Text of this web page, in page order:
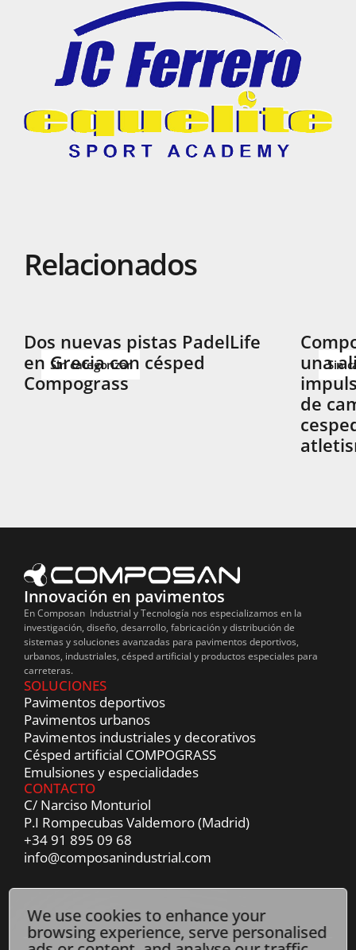
We use cookies to enhance your
browsing experience, serve personalised
Relacionados
Sin categorizar
Dos nuevas pistas PadelLife
en Grecia con césped
Compograss
Sin
una
de
Innovación en pavimentos
En Composan Industrial y Tecnología nos especializamos en la
investigación, diseño, desarrollo, fabricación y distribución de
sistemas y soluciones avanzadas para pavimentos deportivos,
urbanos, industriales, césped artificial y productos especiales para
carreteras.
SOLUCIONES
Pavimentos deportivos
Pavimentos urbanos
Pavimentos industriales y decorativos
Césped artificial COMPOGRASS
Emulsiones y especialidades
CONTACTO
C/ Narciso Monturiol
P.I Rompecubas Valdemoro (Madrid)
+34 91 895 09 68
info@composanindustrial.com